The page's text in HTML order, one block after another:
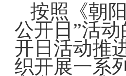
按照《朝
公开日”活
开日活动推
织开展一系